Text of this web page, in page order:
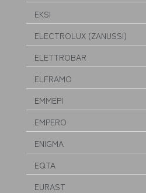
EKSI
ELECTROLUX (ZANUSSI)
ELETTROBAR
ELFRAMO
EMMEPI
EMPERO
ENIGMA
EQTA
EURAST